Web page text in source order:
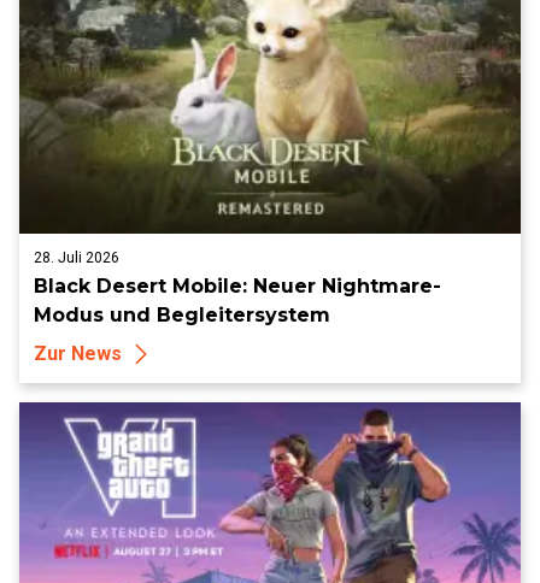
28. Juli 2026
Black Desert Mobile: Neuer Nightmare-
Modus und Begleitersystem
Zur News